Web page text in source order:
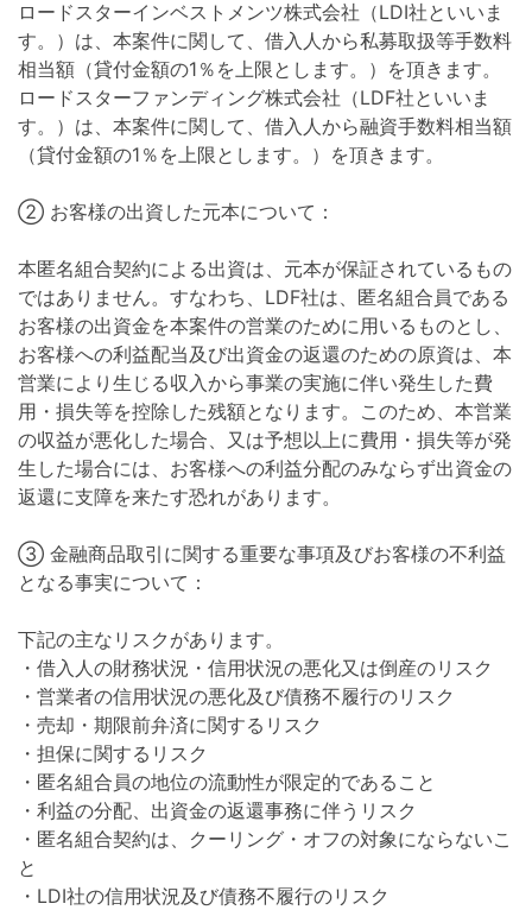
ロードスターインベストメンツ株式会社（LDI社といいま
す。）は、本案件に関して、借入人から私募取扱等手数料
相当額（貸付金額の1％を上限とします。）を頂きます。
ロードスターファンディング株式会社（LDF社といいま
す。）は、本案件に関して、借入人から融資手数料相当額
（貸付金額の1％を上限とします。）を頂きます。
② お客様の出資した元本について：
本匿名組合契約による出資は、元本が保証されているもの
ではありません。すなわち、LDF社は、匿名組合員である
お客様の出資金を本案件の営業のために用いるものとし、
お客様への利益配当及び出資金の返還のための原資は、本
営業により生じる収入から事業の実施に伴い発生した費
用・損失等を控除した残額となります。このため、本営業
の収益が悪化した場合、又は予想以上に費用・損失等が発
生した場合には、お客様への利益分配のみならず出資金の
返還に支障を来たす恐れがあります。
③ 金融商品取引に関する重要な事項及びお客様の不利益
となる事実について：
下記の主なリスクがあります。
・借入人の財務状況・信用状況の悪化又は倒産のリスク
・営業者の信用状況の悪化及び債務不履行のリスク
・売却・期限前弁済に関するリスク
・担保に関するリスク
・匿名組合員の地位の流動性が限定的であること
・利益の分配、出資金の返還事務に伴うリスク
・匿名組合契約は、クーリング・オフの対象にならないこ
と
・LDI社の信用状況及び債務不履行のリスク